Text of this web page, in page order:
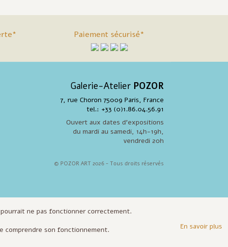
Paiement sécurisé*
Galerie-Atelier POZOR
7, rue Choron 75009 Paris, France
tel.: +33 (0)1.86.04.56.91
Ouvert aux dates d'expositions
du mardi au samedi, 14h-19h,
vendredi 20h
© POZOR ART 2026 - Tous droits réservés
ne pas fonctionner correctement.
En savoir plus
comprendre son fonctionnement.